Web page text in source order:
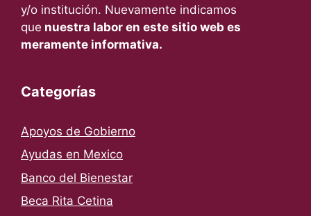
y/o institución. Nuevamente indicamos
que nuestra labor en este sitio web es
meramente informativa.
Categorías
Apoyos de Gobierno
Ayudas en Mexico
Banco del Bienestar
Beca Rita Cetina